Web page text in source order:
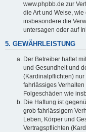
www.phpbb.de zur
die Art und Weise,
insbesondere die
untersagen oder auf
5. GEWÄHRLEISTUNG
Der Betreiber haftet
und Gesundheit und
(Kardinalpflichten)
fahrlässiges
Folgeschäden wie
Die Haftung ist
grob fahrlässigem
Leben, Körper und
Vertragspflichten